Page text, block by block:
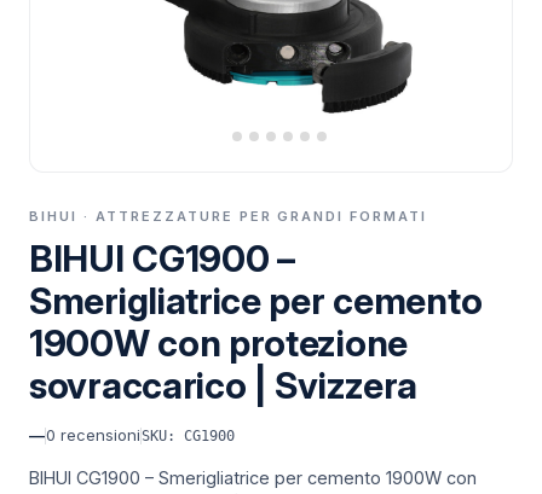
BIHUI · ATTREZZATURE PER GRANDI FORMATI
BIHUI CG1900 –
Smerigliatrice per cemento
1900W con protezione
sovraccarico | Svizzera
—0 recensioniSKU: CG1900
BIHUI CG1900 – Smerigliatrice per cemento 1900W con